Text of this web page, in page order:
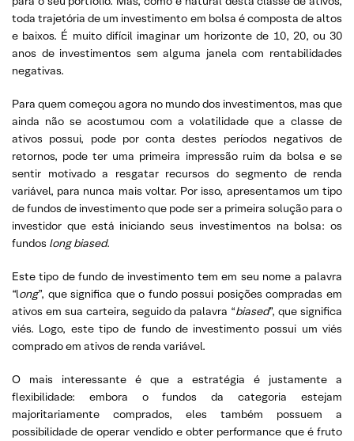
toda trajetória de um investimento em bolsa é composta de altos
e baixos. É muito difícil imaginar um horizonte de 10, 20, ou 30
anos de investimentos sem alguma janela com rentabilidades
negativas.
Para quem começou agora no mundo dos investimentos, mas que
ainda não se acostumou com a volatilidade que a classe de
ativos possui, pode por conta destes períodos negativos de
retornos, pode ter uma primeira impressão ruim da bolsa e se
sentir motivado a resgatar recursos do segmento de renda
variável, para nunca mais voltar. Por isso, apresentamos um tipo
de fundos de investimento que pode ser a primeira solução para o
investidor que está iniciando seus investimentos na bolsa: os
fundos long biased.
Este tipo de fundo de investimento tem em seu nome a palavra
“long”, que significa que o fundo possui posições compradas em
ativos em sua carteira, seguido da palavra “biased”, que significa
viés. Logo, este tipo de fundo de investimento possui um viés
comprado em ativos de renda variável.
O mais interessante é que a estratégia é justamente a
flexibilidade: embora o fundos da categoria estejam
majoritariamente comprados, eles também possuem a
possibilidade de operar vendido e obter performance que é fruto